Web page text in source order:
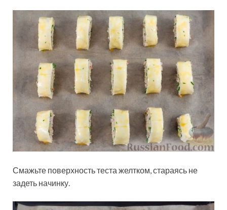
Смажьте поверхность теста желтком, стараясь не
задеть начинку.